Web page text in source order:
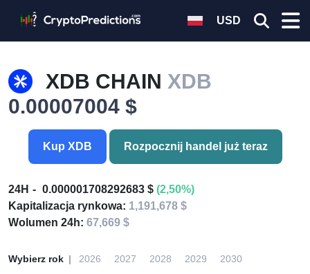
USD
XDB CHAIN XDB
0.00007004 $
Kup XDB Rozpocznij handel już teraz
24H 0.000001708292683 $ (2,50%)
Kapitalizacja rynkowa: 1,191,678 $
Wolumen 24h: 67,669 $
Wybierz rok 2026 2027 2028 2029 2030